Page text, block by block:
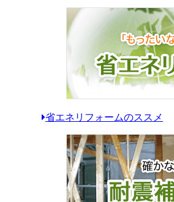
省エネリフォームのススメ